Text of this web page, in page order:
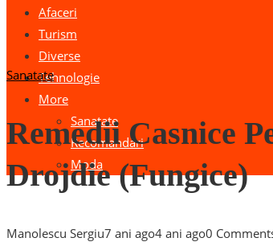
Afaceri
Turism
Diverse
Tehnologie
More
Sanatate
Recomandari
Moda
Sanatate
Remedii Casnice
Drojdie (fungice)
Manolescu Sergiu7 ani ago4 ani ago0